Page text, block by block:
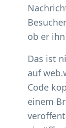
ob er
Das ist
auf
Code
einem